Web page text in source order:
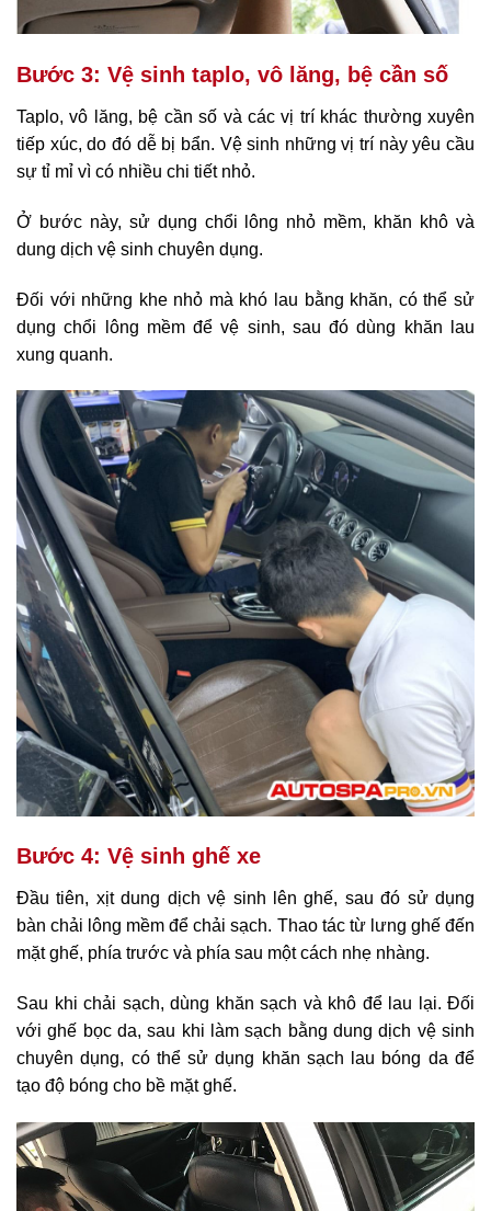
Bước 3: Vệ sinh taplo, vô lăng, bệ cần số
Taplo, vô lăng, bệ cần số và các vị trí khác thường xuyên
tiếp xúc, do đó dễ bị bẩn. Vệ sinh những vị trí này yêu cầu
sự tỉ mỉ vì có nhiều chi tiết nhỏ.
Ở bước này, sử dụng chổi lông nhỏ mềm, khăn khô và
dung dịch vệ sinh chuyên dụng.
Đối với những khe nhỏ mà khó lau bằng khăn, có thể sử
dụng chổi lông mềm để vệ sinh, sau đó dùng khăn lau
xung quanh.
Bước 4: Vệ sinh ghế xe
Đầu tiên, xịt dung dịch vệ sinh lên ghế, sau đó sử dụng
bàn chải lông mềm để chải sạch. Thao tác từ lưng ghế đến
mặt ghế, phía trước và phía sau một cách nhẹ nhàng.
Sau khi chải sạch, dùng khăn sạch và khô để lau lại. Đối
với ghế bọc da, sau khi làm sạch bằng dung dịch vệ sinh
chuyên dụng, có thể sử dụng khăn sạch lau bóng da để
tạo độ bóng cho bề mặt ghế.